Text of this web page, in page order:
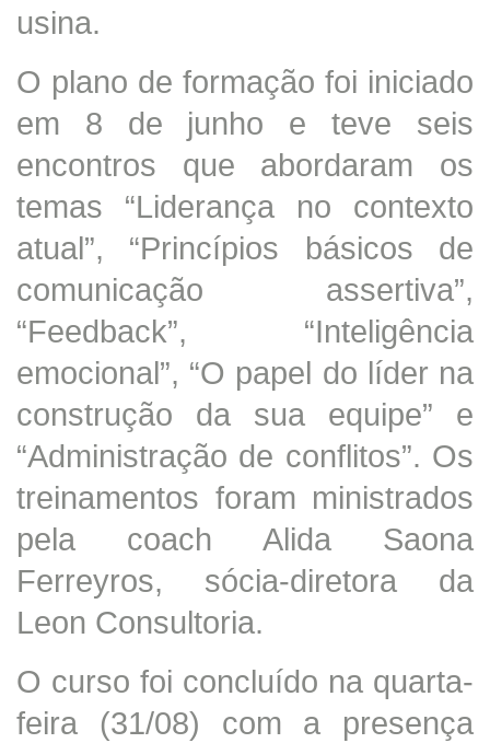
usina.
O plano de formação foi iniciado
em 8 de junho e teve seis
encontros que abordaram os
temas “Liderança no contexto
atual”, “Princípios básicos de
comunicação assertiva”,
“Feedback”, “Inteligência
emocional”, “O papel do líder na
construção da sua equipe” e
“Administração de conflitos”. Os
treinamentos foram ministrados
pela coach Alida Saona
Ferreyros, sócia-diretora da
Leon Consultoria.
O curso foi concluído na quarta-
feira (31/08) com a presença